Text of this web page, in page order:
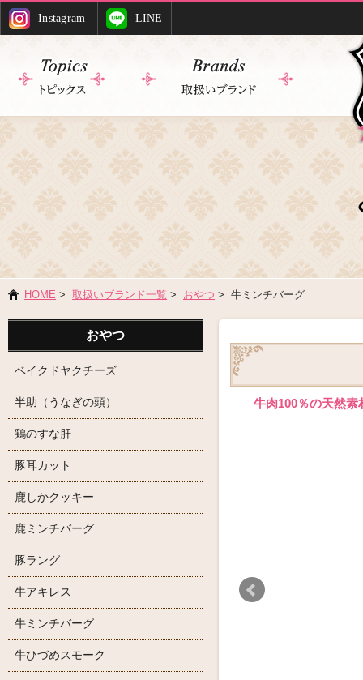
Instagram LINE
HOME > 取扱いブランド一覧 > おやつ > 牛ミンチバーグ
牛肉100％の天然
おやつ
ベイクドヤクチーズ
半助（うなぎの頭）
鶏のすな肝
豚耳カット
鹿しかクッキー
鹿ミンチバーグ
豚ラング
牛アキレス
牛ミンチバーグ
牛ひづめスモーク